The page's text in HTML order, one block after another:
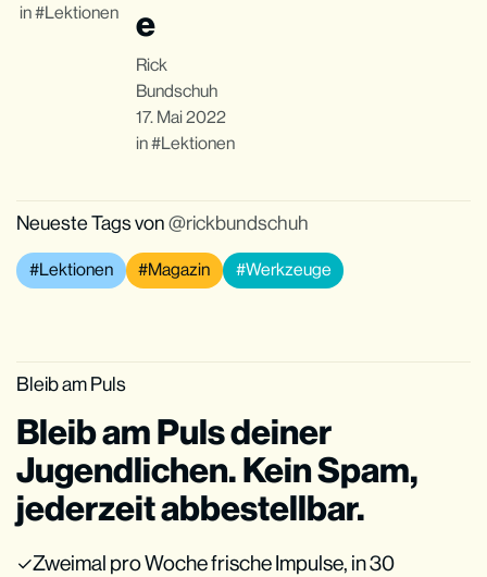
in Lektionen
e
Rick
Bundschuh
17. Mai 2022
in
Lektionen
Neueste Tags von rickbundschuh
Lektionen Magazin Werkzeuge
Bleib am Puls
Bleib am Puls deiner
Jugendlichen. Kein Spam,
jederzeit abbestellbar.
Zweimal pro Woche frische Impulse, in 30